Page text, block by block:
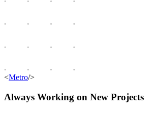
<Metro/>
Always Working on New Projects